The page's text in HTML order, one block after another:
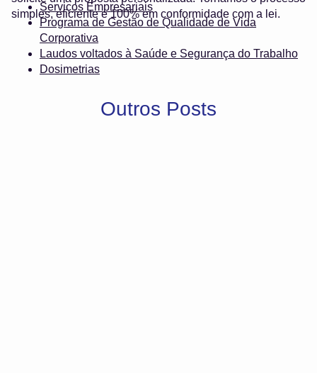
Serviços Empresariais
Programa de Gestão de Qualidade de Vida
Corporativa
Laudos voltados à Saúde e Segurança do Trabalho
Dosimetrias
simples, eficiente e 100% em conformidade com a lei.
Outros Posts